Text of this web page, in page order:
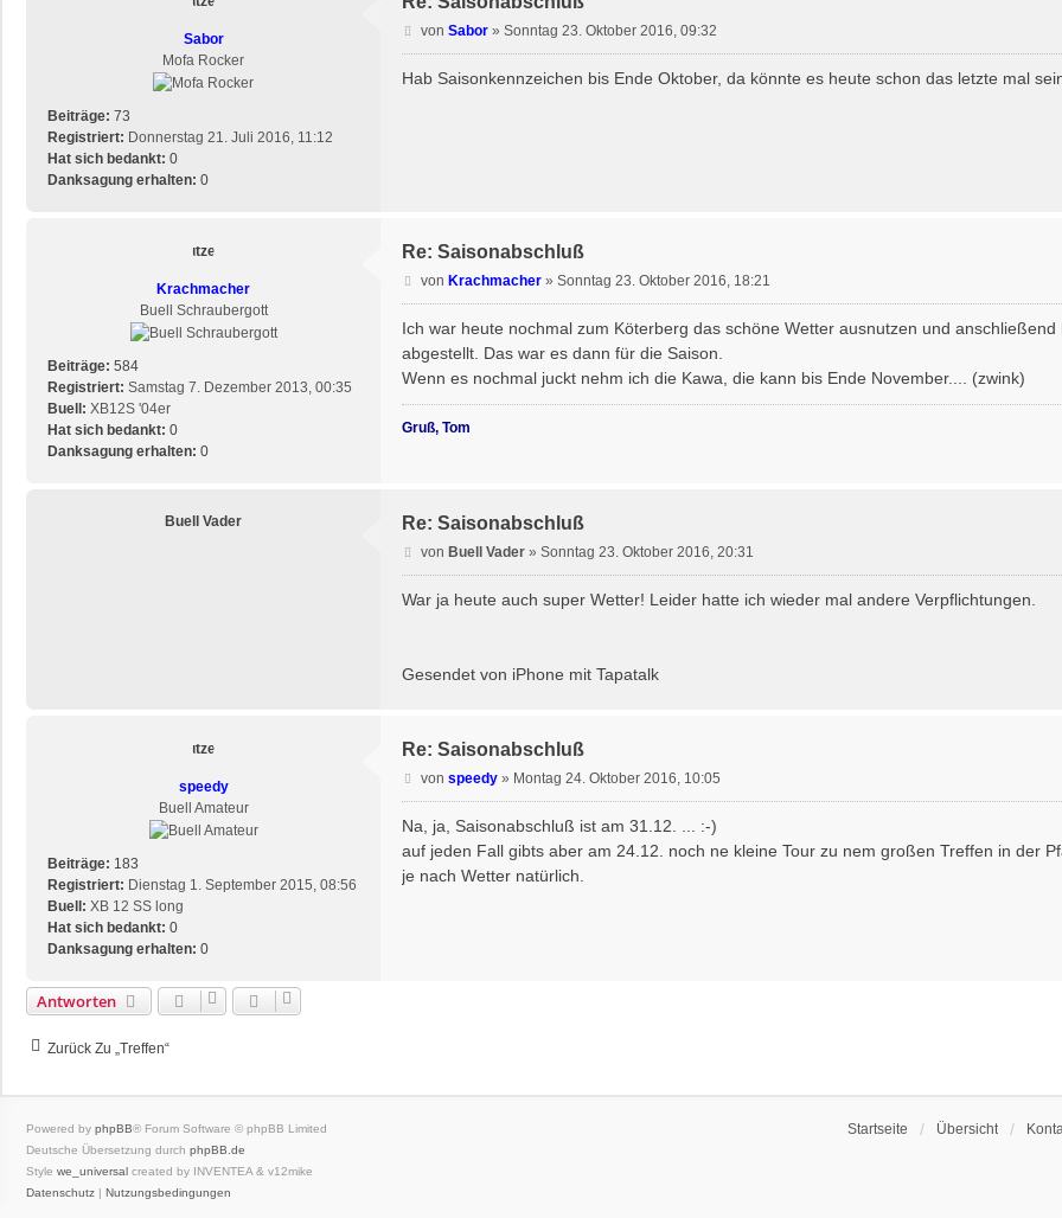
e
n
o
n
P
Sabor
Mofa Rocker
Beiträge: 73
Registriert: Donnerstag 21. Juli 2016, 11:12
Hat sich bedankt: 0
Danksagung erhalten: 0
B
e
von Sabor» Sonntag 23. Oktober 2016, 09:32
Hab Saisonkennzeichen bis Ende Oktober, da könnte es heute schon das letzte mal
Krachmacher
Buell Schraubergott
Beiträge: 584
Registriert: Samstag 7. Dezember 2013, 00:35
Buell: XB12S '04er
Hat sich bedankt: 0
Danksagung erhalten: 0
Re: Saisonabschluß
B
e
i
r
a
g
von Krachmacher» Sonntag 23. Oktober 2016, 18:21
Ich war heute nochmal zum Köterberg das schöne Wetter ausnutzen und
abgestellt. Das war es dann für die Saison.
Wenn es nochmal juckt nehm ich die Kawa, die kann bis Ende November.... (zwink)
Gruß, Tom
Buell Vader Re: Saisonabschluß
B
e
i
g
von Buell Vader» Sonntag 23. Oktober 2016, 20:31
War ja heute auch super Wetter! Leider hatte ich wieder mal andere Verpflichtungen.
Gesendet von iPhone mit Tapatalk
speedy
Buell Amateur
Beiträge: 183
Registriert: Dienstag 1. September 2015, 08:56
Buell: XB 12 SS long
Hat sich bedankt: 0
Danksagung erhalten: 0
Re: Saisonabschluß
B
e
r
a
von speedy» Montag 24. Oktober 2016, 10:05
Na, ja, Saisonabschluß ist am 31.12. ... :-)
auf jeden Fall gibts aber am 24.12. noch ne kleine Tour zu nem großen Treffen in der
je nach Wetter natürlich.
Antworten
Zurück Zu „Treffen“
Startseite Übersicht
Powered by phpBB® Forum Software © phpBB Limited
Deutsche Übersetzung durch phpBB.de
Style we_universal created by INVENTEA & v12mike
Datenschutz | Nutzungsbedingungen